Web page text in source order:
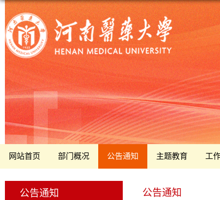
网站首页 部门概况 公告通知 主题教育 工
公告通知 公告通知